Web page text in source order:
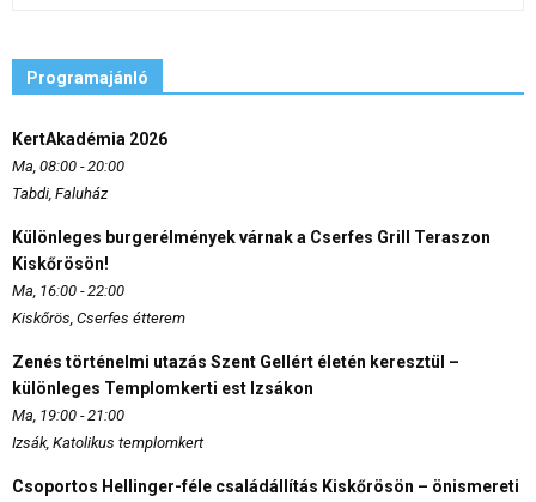
Programajánló
KertAkadémia 2026
Ma, 08:00 - 20:00
Tabdi, Faluház
Különleges burgerélmények várnak a Cserfes Grill Teraszon
Kiskőrösön!
Ma, 16:00 - 22:00
Kiskőrös, Cserfes étterem
Zenés történelmi utazás Szent Gellért életén keresztül –
különleges Templomkerti est Izsákon
Ma, 19:00 - 21:00
Izsák, Katolikus templomkert
Csoportos Hellinger-féle családállítás Kiskőrösön – önismereti